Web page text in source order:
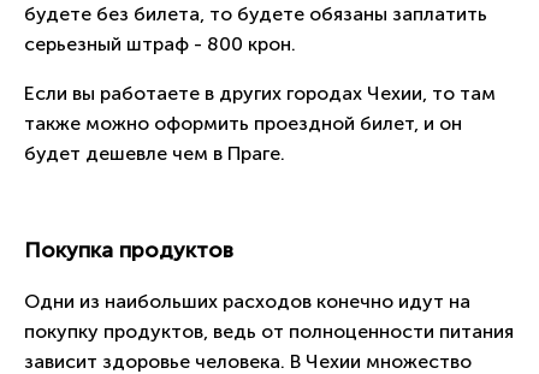
будете без билета, то будете обязаны заплатить
серьезный штраф - 800 крон.
Если вы работаете в других городах Чехии, то там
также можно оформить проездной билет, и он
будет дешевле чем в Праге.
Покупка продуктов
Одни из наибольших расходов конечно идут на
покупку продуктов, ведь от полноценности питания
зависит здоровье человека. В Чехии множество